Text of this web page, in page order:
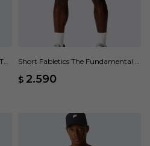
Short Fabletics The Fundamental II
$ 2.590